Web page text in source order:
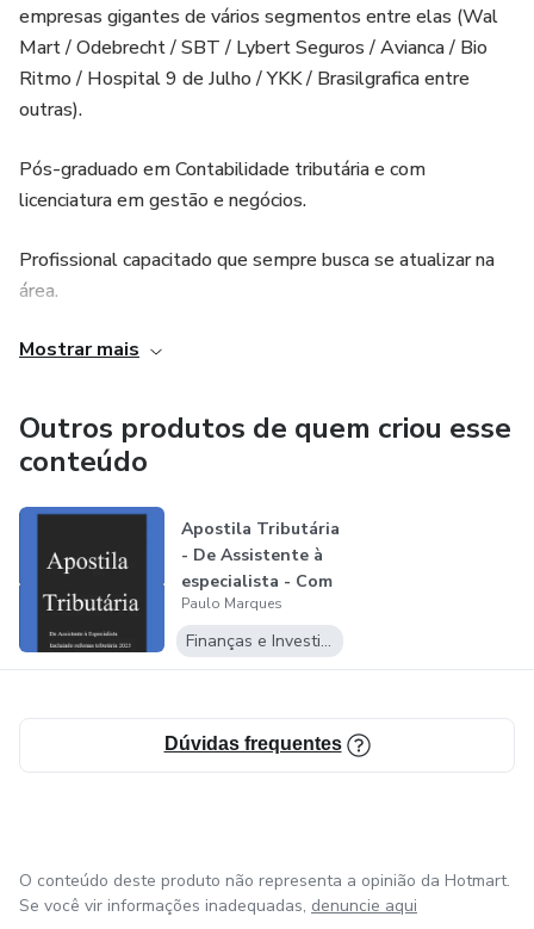
empresas gigantes de vários segmentos entre elas (Wal
Mart / Odebrecht / SBT / Lybert Seguros / Avianca / Bio
Ritmo / Hospital 9 de Julho / YKK / Brasilgrafica entre
outras).
Pós-graduado em Contabilidade tributária e com
licenciatura em gestão e negócios.
Profissional capacitado que sempre busca se atualizar na
área.
Iniciou sua carreira aos 18 anos, já subindo alguns degraus
administrativo sênior no Walmart onde por esse motivo
escolheu estudar a área financeira, conseguiu se destacar
logo nos primeiros meses e ganhou prêmio de melhor
funcionário do mês e teve sua foto colada no painel da
Estudou técnico em Contabilidade onde conseguiu seu
CRC, se formou em Administração e depois a pós
mencionada acima, na sequência fez licenciamento, hoje ele
Coach (Treinador Coorporativo).
Mostrar mais
Outros produtos de quem criou esse
conteúdo
Apostila Tributária
- De Assistente à
especialista - Com
com...
Paulo Marques
Finanças e Investimentos
Dúvidas frequentes
O conteúdo deste produto não representa a opinião da Hotmart.
Se você vir informações inadequadas, denuncie aqui